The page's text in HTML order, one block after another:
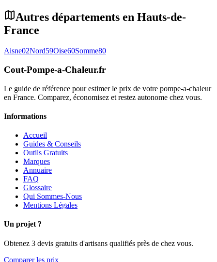
Autres départements en Hauts-de-
France
Aisne02Nord59Oise60Somme80
Cout-Pompe-a-Chaleur.fr
Le guide de référence pour estimer le prix de votre pompe-a-chaleur
en France. Comparez, économisez et restez autonome chez vous.
Informations
Accueil
Guides & Conseils
Outils Gratuits
Marques
Annuaire
FAQ
Glossaire
Qui Sommes-Nous
Mentions Légales
Un projet ?
Obtenez 3 devis gratuits d'artisans qualifiés près de chez vous.
Comparer les prix